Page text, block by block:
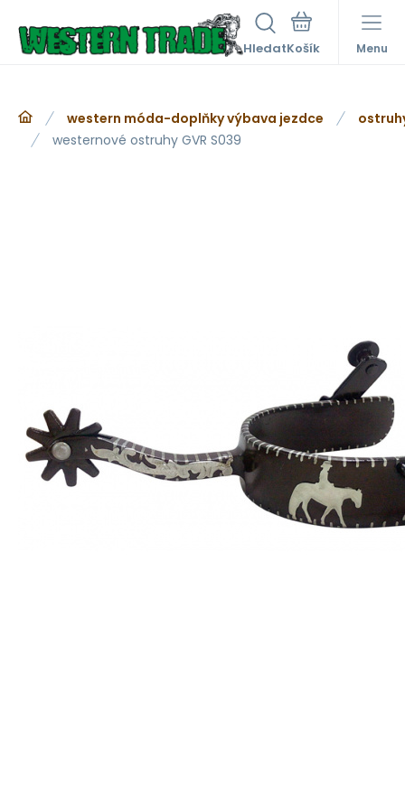
Hledat Menu
western móda-doplňky výbava jezdce
westernové ostruhy GVR S039